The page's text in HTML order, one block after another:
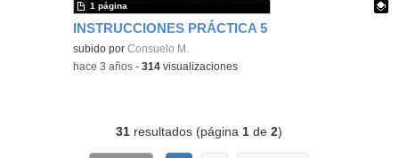
INSTRUCCIONES PRÁCTICA 5
Contenido educativo.
subido porConsuelo M.
1 página
-hace 3 años -314 visualizaciones
31 resultados (página 1 de2)